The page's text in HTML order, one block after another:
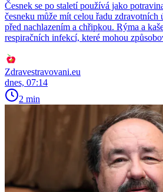
Česnek se po staletí používá jako
česneku může mít celou řadu zdravotních
před nachlazením a chřipkou. Rýma a
respiračních infekcí, které mohou
Zdravestravovani.eu
dnes, 07:14
2 min